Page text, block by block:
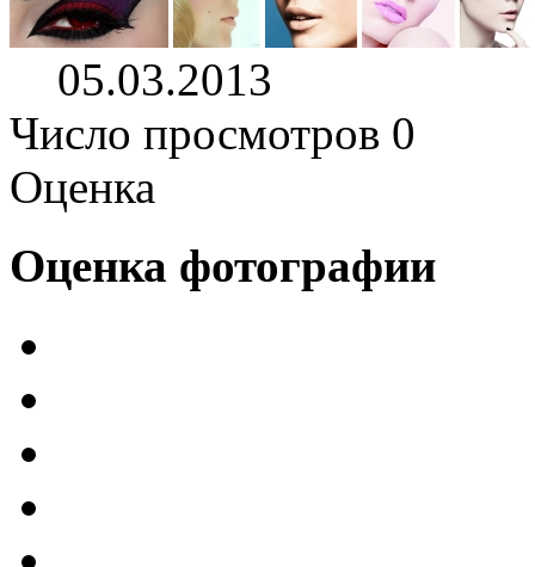
05.03.2013
Число просмотров 0
Оценка
Оценка фотографии